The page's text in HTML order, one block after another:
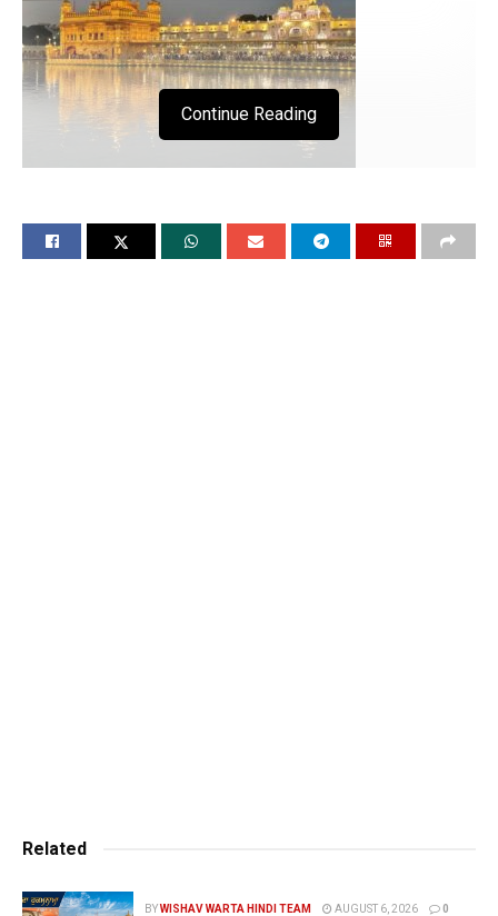
हुकमनामा श्री हरमंदिर साहिब अमृतसर
Continue Reading
Related
BYWISHAV WARTA HINDI TEAM AUGUST 6, 2026 0